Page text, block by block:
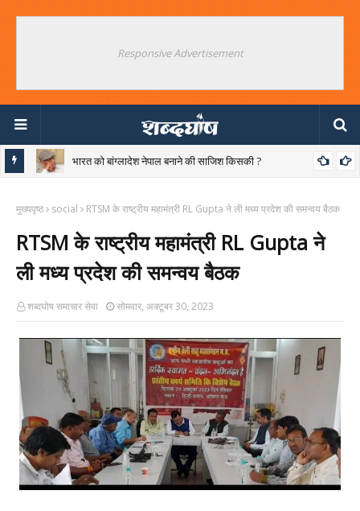
Responsive Advertisement
भारत को बांग्लादेश नेपाल बनाने की साजिश किसकी ?
मुख्यपृष्ठ social RTSM के राष्ट्रीय महामंत्री RL Gupta ने ली मध्य प्रदेश की समन्वय बैठक
RTSM के राष्ट्रीय महामंत्री RL Gupta ने
ली मध्य प्रदेश की समन्वय बैठक
शब्दघोष समाचार सेवा सोमवार, अक्टूबर 30, 2023